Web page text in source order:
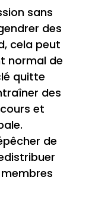
sans
des
cela peut
normal de
quitte
des
et
de